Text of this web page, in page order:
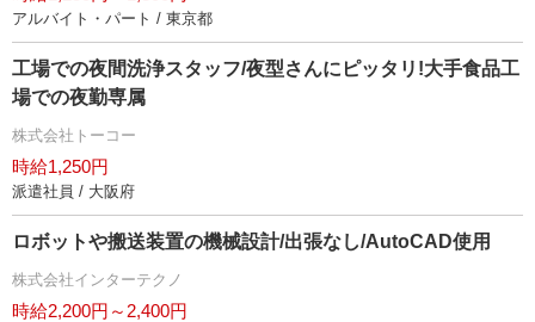
アルバイト・パート / 東京都
工場での夜間洗浄スタッフ/夜型さんにピッタリ!大手食品工
場での夜勤専属
株式会社トーコー
時給1,250円
派遣社員 / 大阪府
ロボットや搬送装置の機械設計/出張なし/AutoCAD使用
株式会社インターテクノ
時給2,200円～2,400円